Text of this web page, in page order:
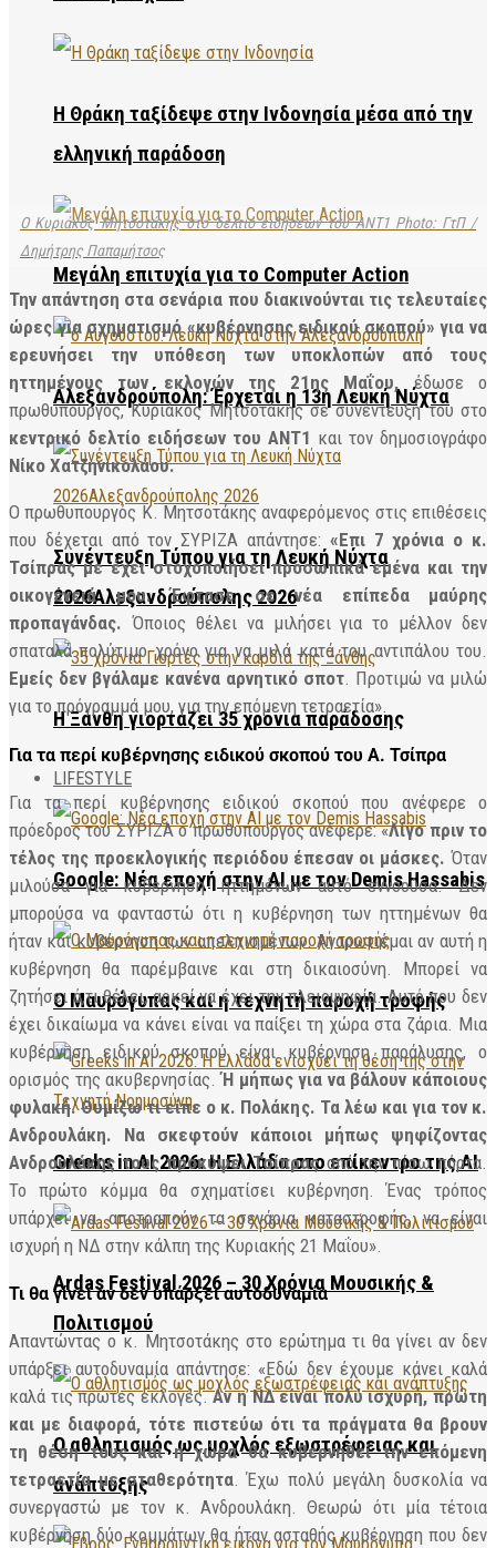
Η Θράκη ταξίδεψε στην Ινδονησία μέσα από την
ελληνική παράδοση
Μεγάλη επιτυχία για το Computer Action
Αλεξανδρούπολη: Έρχεται η 13η Λευκή Νύχτα
Συνέντευξη Τύπου για τη Λευκή Νύχτα
2026Αλεξανδρούπολης 2026
Η Ξάνθη γιορτάζει 35 χρόνια παράδοσης
LIFESTYLE
Google: Νέα εποχή στην AI με τον Demis Hassabis
Ο Μαυρόγυπας και η τεχνητή παροχή τροφής
Greeks in AI 2026: Η Ελλάδα στο επίκεντρο της AI
Ardas Festival 2026 – 30 Χρόνια Μουσικής &
Πολιτισμού
Ο αθλητισμός ως μοχλός εξωστρέφειας και
ανάπτυξης
Ο Κυριάκος Μητσοτάκης στο δελτίο ειδήσεων του ANT1 Photo: ΓτΠ /
Δημήτρης Παπαμήτσος
Την απάντηση στα σενάρια που διακινούνται τις τελευταίες
ώρες για σχηματισμό «κυβέρνησης ειδικού σκοπού» για να
ερευνήσει την υπόθεση των υποκλοπών από τους
ηττημένους των εκλογών της 21ης Μαΐου, έδωσε ο
πρωθυπουργός, Κυριάκος Μητσοτάκης σε συνέντευξή του στο
κεντρικό δελτίο ειδήσεων του ΑΝΤ1 και τον δημοσιογράφο
Νίκο Χατζηνικολάου.
Ο πρωθυπουργός Κ. Μητσοτάκης αναφερόμενος στις επιθέσεις
που δέχεται από τον ΣΥΡΙΖΑ απάντησε: «Επι 7 χρόνια ο κ.
Τσίπρας με έχει στοχοποιήσει προσωπικά εμένα και την
οικογένειά μου. Έφτασε σε νέα επίπεδα μαύρης
προπαγάνδας. Όποιος θέλει να μιλήσει για το μέλλον δεν
σπαταλά πολύτιμο χρόνο για να μιλά κατά του αντιπάλου του.
Εμείς δεν βγάλαμε κανένα αρνητικό σποτ. Προτιμώ να μιλώ
για το πρόγραμμά μου, για την επόμενη τετραετία».
Για τα περί κυβέρνησης ειδικού σκοπού του Α. Τσίπρα
Για τα περί κυβέρνησης ειδικού σκοπού που ανέφερε ο
πρόεδρος του ΣΥΡΙΖΑ ο πρωθυπουργός ανέφερε: «Λίγο πριν το
τέλος της προεκλογικής περιόδου έπεσαν οι μάσκες. Όταν
μιλούσα για κυβέρνηση ηττημένων αυτό εννοούσα. Δεν
μπορούσα να φανταστώ ότι η κυβέρνηση των ηττημένων θα
ήταν και κυβέρνηση των απελπισμένων. Αναρωτιέμαι αν αυτή η
κυβέρνηση θα παρέμβαινε και στη δικαιοσύνη. Μπορεί να
ζητήσει ό,τι θέλει, αρκεί να έχει την πλειοψηφία. Αυτό που δεν
έχει δικαίωμα να κάνει είναι να παίξει τη χώρα στα ζάρια. Μια
κυβέρνηση ειδικού σκοπού είναι κυβέρνηση παράλυσης, ο
ορισμός της ακυβερνησίας. Ή μήπως για να βάλουν κάποιους
φυλακή. Θυμίζω τι είπε ο κ. Πολάκης. Τα λέω και για τον κ.
Ανδρουλάκη. Να σκεφτούν κάποιοι μήπως ψηφίζοντας
Ανδρουλάκης τους προκύψει Τσίπραςαπό την πίσω πόρτα.
Το πρώτο κόμμα θα σχηματίσει κυβέρνηση. Ένας τρόπος
υπάρχει να αποτραπούν τα σενάρια καταστροφής, να είναι
ισχυρή η ΝΔ στην κάλπη της Κυριακής 21 Μαΐου».
Τι θα γίνει αν δεν υπάρξει αυτοδυναμία
Απαντώντας ο κ. Μητσοτάκης στο ερώτημα τι θα γίνει αν δεν
υπάρξει αυτοδυναμία απάντησε: «Εδώ δεν έχουμε κάνει καλά
καλά τις πρώτες εκλογές.Αν η ΝΔ είναι πολύ ισχυρή, πρώτη
και με διαφορά, τότε πιστεύω ότι τα πράγματα θα βρουν
τη θέση τους και η χώρα θα κυβερνηθεί την επόμενη
τετραετία με σταθερότητα. Έχω πολύ μεγάλη δυσκολία να
συνεργαστώ με τον κ. Ανδρουλάκη. Θεωρώ ότι μία τέτοια
κυβέρνηση δύο κομμάτων θα ήταν ασταθής κυβέρνηση που δεν